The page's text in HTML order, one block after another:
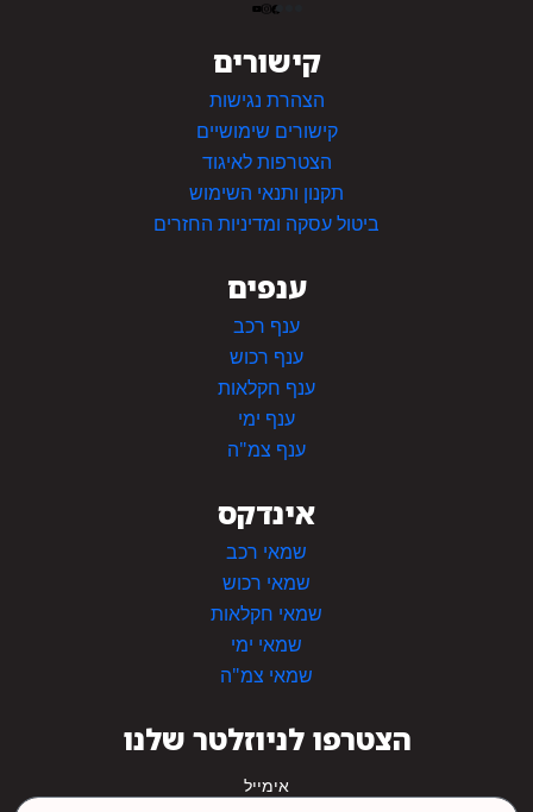
קישורים
הצהרת נגישות
קישורים שימושיים
הצטרפות לאיגוד
תקנון ותנאי השימוש
ביטול עסקה ומדיניות החזרים
ענפים
ענף רכב
ענף רכוש
ענף חקלאות
ענף ימי
ענף צמ"ה
אינדקס
שמאי רכב
שמאי רכוש
שמאי חקלאות
שמאי ימי
שמאי צמ"ה
הצטרפו לניוזלטר שלנו
אימייל